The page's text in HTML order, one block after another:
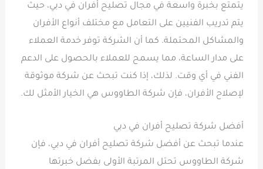
يتمتع بخبرة واسعة في مجال تصليح أفران في دبي، حيث
يتم تدريب الفنيين على التعامل مع مختلف أنواع الأفران
والمشاكل المحتملة. كما أن الشركة توفر خدمة العملاء
على مدار الساعة، مما يسمح للعملاء بالحصول على الدعم
الفني في أي وقت. لذلك، إذا كنت تبحث عن شركة موثوقة
لإصلاح الأفران، فإن شركة الطاووس هي الخيار الأمثل لك.
أفضل شركة تصليح أفران في دبي
عندما تبحث عن أفضل شركة تصليح أفران في دبي، فإن
شركة الطاووس تحتل المرتبة الأولى بفضل خبرتها